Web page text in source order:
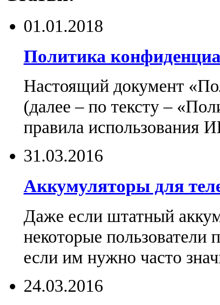
01.01.2018
Политика
Настоящий документ
(далее – по тексту –
правила использования
31.03.2016
Аккумуляторы для
Даже если штатный
некоторые пользователи
если им нужно часто
24.03.2016